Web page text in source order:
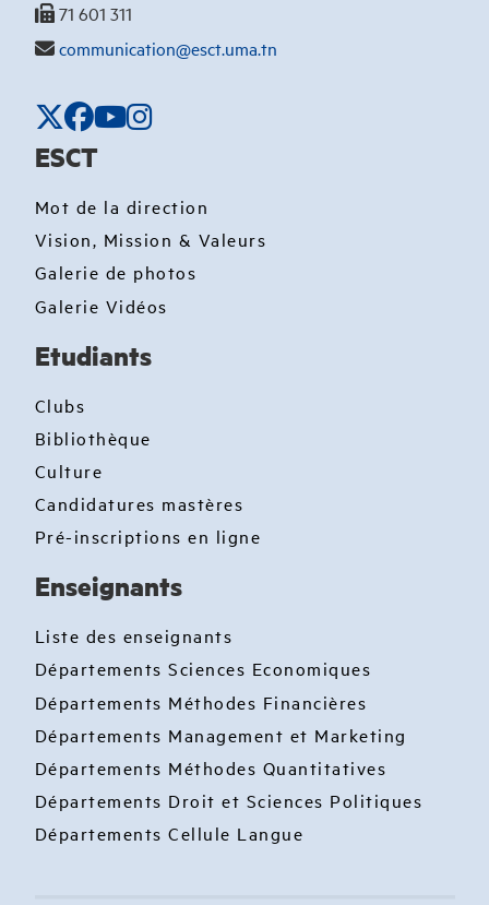
71 601 311
communication@esct.uma.tn
ESCT
Mot de la direction
Vision, Mission & Valeurs
Galerie de photos
Galerie Vidéos
Etudiants
Clubs
Bibliothèque
Culture
Candidatures mastères
Pré-inscriptions en ligne
Enseignants
Liste des enseignants
Départements Sciences Economiques
Départements Méthodes Financières
Départements Management et Marketing
Départements Méthodes Quantitatives
Départements Droit et Sciences Politiques
Départements Cellule Langue